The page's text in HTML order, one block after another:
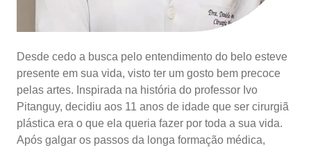
Desde cedo a busca pelo entendimento do belo esteve
presente em sua vida, visto ter um gosto bem precoce
pelas artes. Inspirada na história do professor Ivo
Pitanguy, decidiu aos 11 anos de idade que ser cirurgiã
plástica era o que ela queria fazer por toda a sua vida.
Após galgar os passos da longa formação médica,